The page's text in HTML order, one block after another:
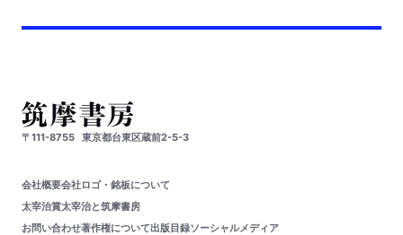
〒111-8755 東京都台東区蔵前2-5-3
会社概要会社ロゴ・銘板について
太宰治賞太宰治と筑摩書房
お問い合わせ著作権について出版目録ソーシャルメディア